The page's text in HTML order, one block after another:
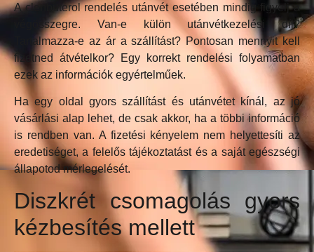
A clenbuterol rendelés utánvét esetében mindig figyelj a
végösszegre. Van-e külön utánvétkezelési díj?
Tartalmazza-e az ár a szállítást? Pontosan mennyit kell
fizetned átvételkor? Egy korrekt rendelési folyamatban
ezek az információk egyértelműek.
Ha egy oldal gyors szállítást és utánvétet kínál, az jó
vásárlási alap lehet, de csak akkor, ha a többi információ
is rendben van. A fizetési kényelem nem helyettesíti az
eredetiséget, a felelős tájékoztatást és a saját egészségi
állapotod mérlegelését.
Diszkrét csomagolás gyors
kézbesítés mellett